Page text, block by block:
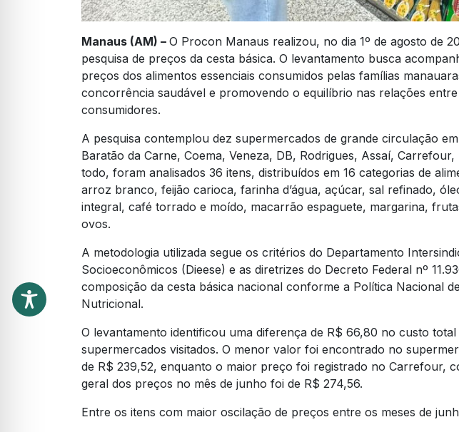
Manaus (AM) – O Procon Manaus realizou, no dia 1º de agosto de
pesquisa de preços da cesta básica. O levantamento busca
preços dos alimentos essenciais consumidos pelas famílias
concorrência saudável e promovendo o equilíbrio nas relações
consumidores.
A pesquisa contemplou dez supermercados de grande circulação
Baratão da Carne, Coema, Veneza, DB, Rodrigues, Assaí,
todo, foram analisados 36 itens, distribuídos em 16 categorias de
arroz branco, feijão carioca, farinha d’água, açúcar, sal refinado,
integral, café torrado e moído, macarrão espaguete, margarina,
ovos.
A metodologia utilizada segue os critérios do Departamento
Socioeconômicos (Dieese) e as diretrizes do Decreto Federal nº
composição da cesta básica nacional conforme a Política Nacional
Nutricional.
O levantamento identificou uma diferença de R$ 66,80 no custo
supermercados visitados. O menor valor foi encontrado no
de R$ 239,52, enquanto o maior preço foi registrado no Carrefour,
geral dos preços no mês de junho foi de R$ 274,56.
Entre os itens com maior oscilação de preços entre os meses de